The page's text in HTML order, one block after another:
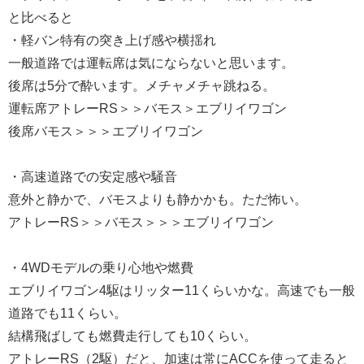
と比べると
・軽バン特有の突き上げ感や横揺れ
一般道路では運転席は気にならないと思います。
後席は5分で酔います。メチャメチャ跳ねる。
運転席アトレーRS＞＞バモス＞エブリイワゴン
後席バモス＞＞＞エブリイワゴン
・高速道路での安定感や騒音
意外と静かで、バモスよりも静かかも。ただ怖い。
アトレーRS＞＞バモス＞＞＞エブリイワゴン
・4WDモデルの乗り心地や燃費
エブリイワゴン4駆はリッター11くらいかな。高速でも一般
道路でも11くらい。
結構飛ばしても燃費走行しても10くらい。
アトレーRS（2駆）だと、加速は常にACCを使って走ると